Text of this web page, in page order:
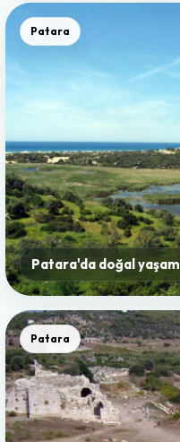
Patara
Patara'da doğal yaşam
Patara